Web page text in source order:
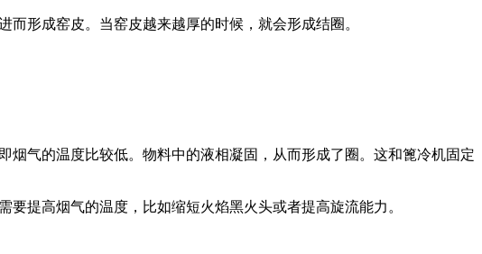
形成窑皮。当窑皮越来越厚的时候，就会形成结圈。
气的温度比较低。物料中的液相凝固，从而形成了圈。这和篦冷机固定
提高烟气的温度，比如缩短火焰黑火头或者提高旋流能力。